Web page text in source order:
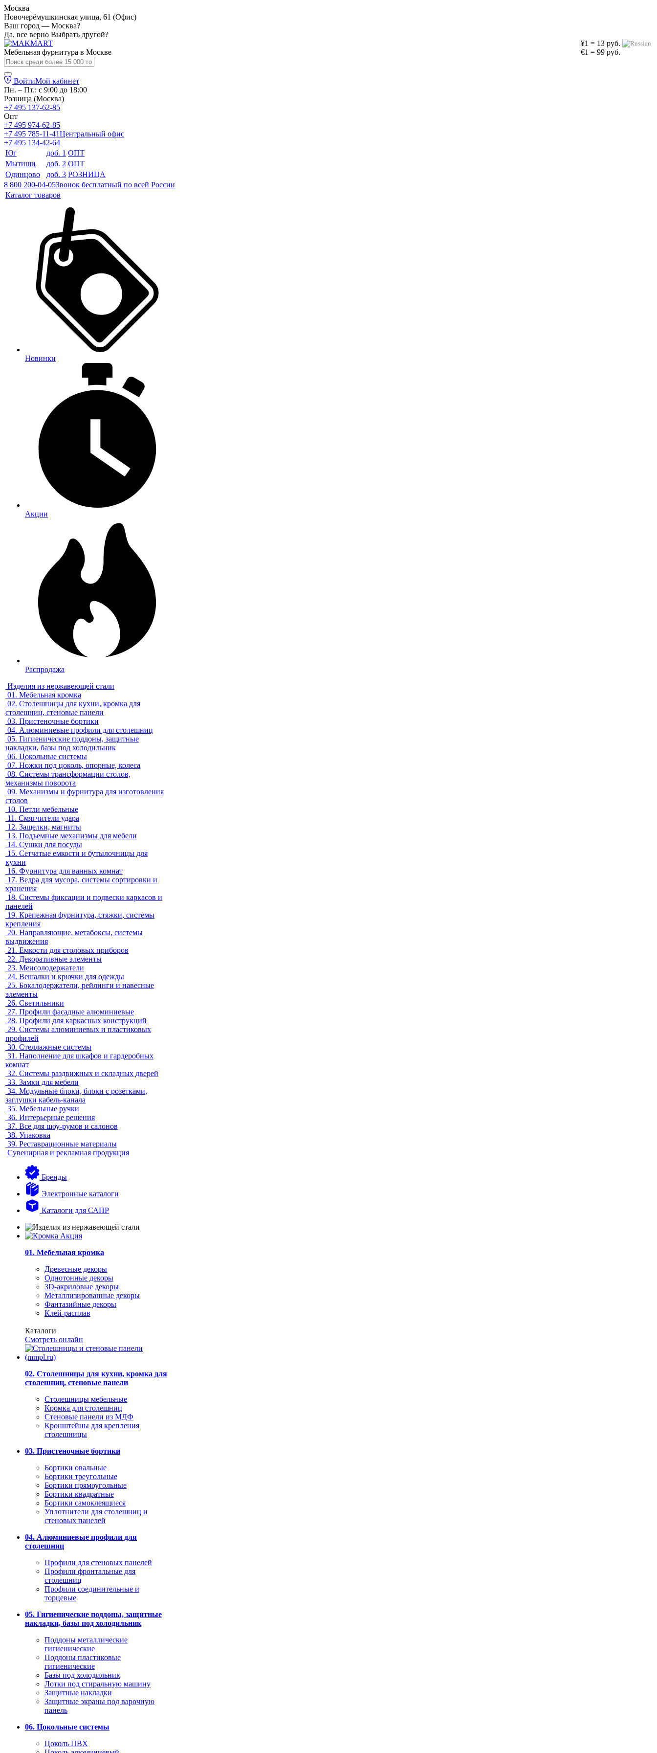
Москва
Новочерёмушкинская улица, 61 (Офис)
Ваш город — Москва?
Да, все верно Выбрать другой?
¥1 = 13 руб.
€1 = 99 руб.
Мебельная фурнитура в Москве
ВойтиМой кабинет
Пн. – Пт.: с 9:00 до 18:00
Розница (Москва)
+7 495 137-62-85
Опт
+7 495 974-62-85
+7 495 785-11-41Центральный офис
+7 495 134-42-64
Юг
доб. 1 ОПТ
Мытищи
доб. 2 ОПТ
Одинцово
доб. 3 РОЗНИЦА
8 800 200-04-05Звонок бесплатный по всей России
Каталог товаров
Новинки
Акции
Распродажа
Изделия из нержавеющей стали
01. Мебельная кромка
02. Столешницы для кухни, кромка для
столешниц, стеновые панели
03. Пристеночные бортики
04. Алюминиевые профили для столешниц
05. Гигиенические поддоны, защитные
накладки, базы под холодильник
06. Цокольные системы
07. Ножки под цоколь, опорные, колеса
08. Системы трансформации столов,
механизмы поворота
09. Механизмы и фурнитура для изготовления
столов
10. Петли мебельные
11. Смягчители удара
12. Защелки, магниты
13. Подъемные механизмы для мебели
14. Сушки для посуды
15. Сетчатые емкости и бутылочницы для
кухни
16. Фурнитура для ванных комнат
17. Ведра для мусора, системы сортировки и
хранения
18. Системы фиксации и подвески каркасов и
панелей
19. Крепежная фурнитура, стяжки, системы
крепления
20. Направляющие, метабоксы, системы
выдвижения
21. Емкости для столовых приборов
22. Декоративные элементы
23. Менсолодержатели
24. Вешалки и крючки для одежды
25. Бокалодержатели, рейлинги и навесные
элементы
26. Светильники
27. Профили фасадные алюминиевые
28. Профили для каркасных конструкций
29. Системы алюминиевых и пластиковых
профилей
30. Стеллажные системы
31. Наполнение для шкафов и гардеробных
комнат
32. Системы раздвижных и складных дверей
33. Замки для мебели
34. Модульные блоки, блоки с розетками,
заглушки кабель-канала
35. Мебельные ручки
36. Интерьерные решения
37. Все для шоу-румов и салонов
38. Упаковка
39. Реставрационные материалы
Сувенирная и рекламная продукция
Бренды
Электронные каталоги
Каталоги для САПР
01. Мебельная кромка
Древесные декоры
Однотонные декоры
3D-акриловые декоры
Металлизированные декоры
Фантазийные декоры
Клей-расплав
Каталоги
Смотреть онлайн
02. Столешницы для кухни, кромка для
столешниц, стеновые панели
Столешницы мебельные
Кромка для столешниц
Стеновые панели из МДФ
Кронштейны для крепления
столешницы
03. Пристеночные бортики
Бортики овальные
Бортики треугольные
Бортики прямоугольные
Бортики квадратные
Бортики самоклеящиеся
Уплотнители для столешниц и
стеновых панелей
04. Алюминиевые профили для
столешниц
Профили для стеновых панелей
Профили фронтальные для
столешниц
Профили соединительные и
торцевые
05. Гигиенические поддоны, защитные
накладки, базы под холодильник
Поддоны металлические
гигиенические
Поддоны пластиковые
гигиенические
Базы под холодильник
Лотки под стиральную машину
Защитные накладки
Защитные экраны под варочную
панель
06. Цокольные системы
Цоколь ПВХ